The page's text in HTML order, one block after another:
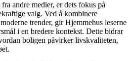
andre medier, er dets fokus på
valg. Ved å kombinere
trender, gir Hjemmehus leserne
i en bredere kontekst. Dette bidrar
boligen påvirker livskvaliteten,